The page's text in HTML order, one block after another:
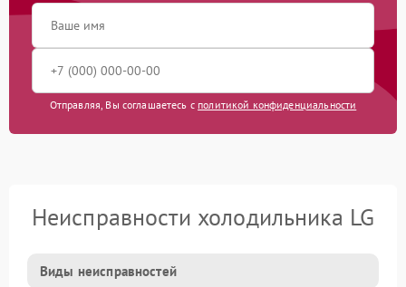
Отправляя, Вы соглашаетесь с политикой конфиденциальности
Неисправности холодильника LG
Виды неисправностей